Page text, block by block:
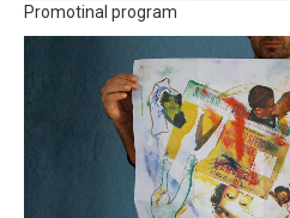
Promotinal program